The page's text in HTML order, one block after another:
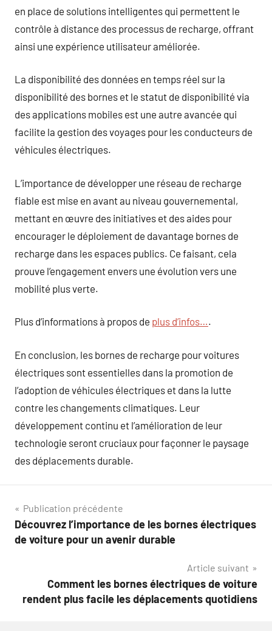
en place de solutions intelligentes qui permettent le
contrôle à distance des processus de recharge, offrant
ainsi une expérience utilisateur améliorée.
La disponibilité des données en temps réel sur la
disponibilité des bornes et le statut de disponibilité via
des applications mobiles est une autre avancée qui
facilite la gestion des voyages pour les conducteurs de
véhicules électriques.
L’importance de développer une réseau de recharge
fiable est mise en avant au niveau gouvernemental,
mettant en œuvre des initiatives et des aides pour
encourager le déploiement de davantage bornes de
recharge dans les espaces publics. Ce faisant, cela
prouve l’engagement envers une évolution vers une
mobilité plus verte.
Plus d’informations à propos de plus d’infos….
En conclusion, les bornes de recharge pour voitures
électriques sont essentielles dans la promotion de
l’adoption de véhicules électriques et dans la lutte
contre les changements climatiques. Leur
développement continu et l’amélioration de leur
technologie seront cruciaux pour façonner le paysage
des déplacements durable.
Navigation
de
Publication précédente
Découvrez l’importance de les bornes électriques
de voiture pour un avenir durable
Article suivant
Comment les bornes électriques de voiture
rendent plus facile les déplacements quotidiens